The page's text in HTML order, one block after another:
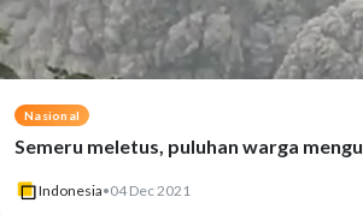
Nasional
Semeru meletus, puluhan warga
Indonesia•04 Dec 2021